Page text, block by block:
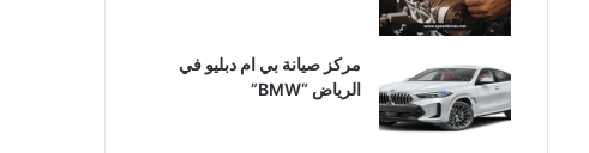
مركز صيانة بي ام دبليو في
الرياض “BMW”